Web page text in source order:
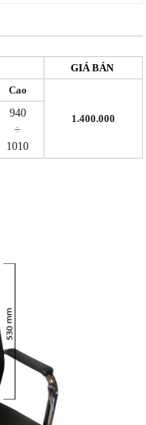
GIÁ BÁN
Cao
1.400.000
940
÷
1010